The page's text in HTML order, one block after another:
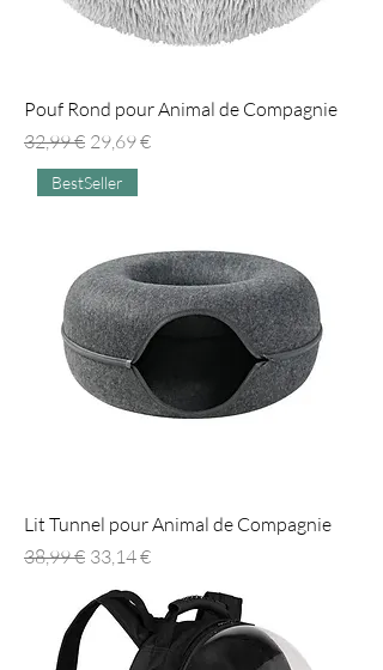
Pouf Rond pour Animal de Compagnie
Prix original
32,99 € Prix promotionnel
29,69 €
BestSeller
Lit Tunnel pour Animal de Compagnie
Prix original
38,99 € Prix promotionnel
33,14 €